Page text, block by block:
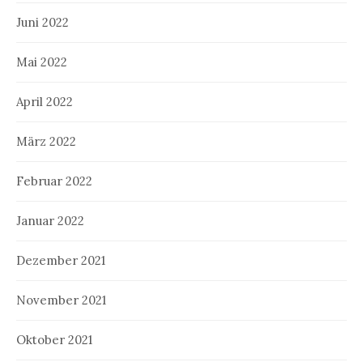
Juni 2022
Mai 2022
April 2022
März 2022
Februar 2022
Januar 2022
Dezember 2021
November 2021
Oktober 2021